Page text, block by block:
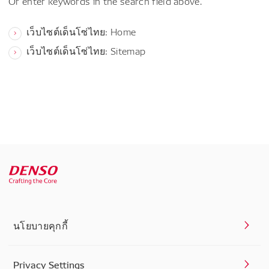
เว็บไซต์เด็นโซ่ไทย: Home
เว็บไซต์เด็นโซ่ไทย: Sitemap
นโยบายคุกกี้
Privacy Settings